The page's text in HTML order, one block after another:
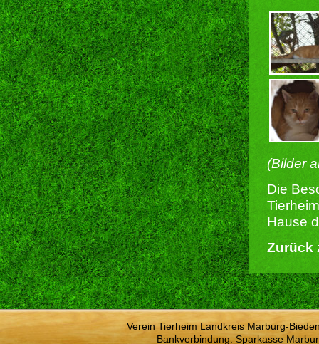
(Bilder
Die
Hause
Zurück
Verein Tierheim Landkreis Marburg-
Bankverbindung: Sparkasse